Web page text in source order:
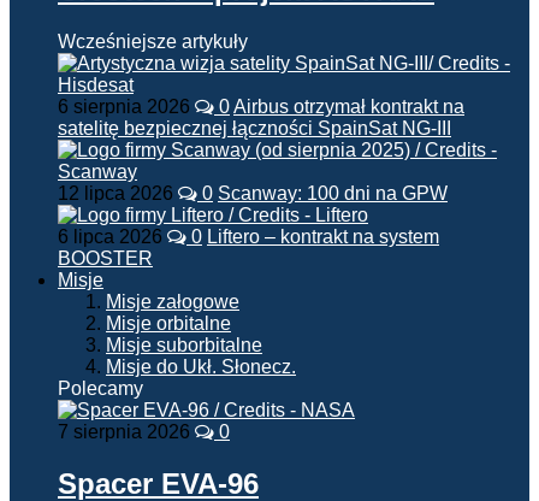
Wcześniejsze artykuły
6 sierpnia 2026 0Airbus otrzymał kontrakt na
satelitę bezpiecznej łączności SpainSat NG-III
12 lipca 2026 0 Scanway: 100 dni na GPW
6 lipca 2026 0 Liftero – kontrakt na system
BOOSTER
Misje
Misje załogowe
Misje orbitalne
Misje suborbitalne
Misje do Ukł. Słonecz.
Polecamy
7 sierpnia 2026 0
Spacer EVA-96